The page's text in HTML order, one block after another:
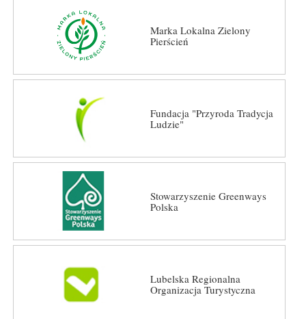
Marka Lokalna Zielony
Pierścień
Fundacja "Przyroda Tradycja
Ludzie"
Stowarzyszenie Greenways
Polska
Lubelska Regionalna
Organizacja Turystyczna